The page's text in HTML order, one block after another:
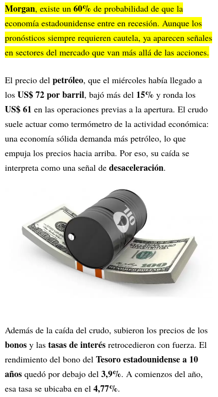
Morgan, existe un 60% de probabilidad de que la
economía estadounidense entre en recesión. Aunque los
pronósticos siempre requieren cautela, ya aparecen señales
en sectores del mercado que van más allá de las acciones.
El precio del petróleo, que el miércoles había llegado a
los US$ 72 por barril, bajó más del 15% y ronda los
US$ 61 en las operaciones previas a la apertura. El crudo
suele actuar como termómetro de la actividad económica:
una economía sólida demanda más petróleo, lo que
empuja los precios hacia arriba. Por eso, su caída se
interpreta como una señal de desaceleración.
Además de la caída del crudo, subieron los precios de los
bonos y las tasas de interés retrocedieron con fuerza. El
rendimiento del bono del Tesoro estadounidense a 10
años quedó por debajo del 3,9%. A comienzos del año,
esa tasa se ubicaba en el 4,77%.